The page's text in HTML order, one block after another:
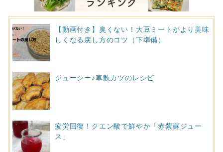
【動画付き】臭くない！大豆ミートがより美味
しくなる戻し方のコツ（下準備）
ジューシー♪車麩カツのレシピ
疲労回復！クエン酸で鮮やか「赤紫蘇ジュー
ス」